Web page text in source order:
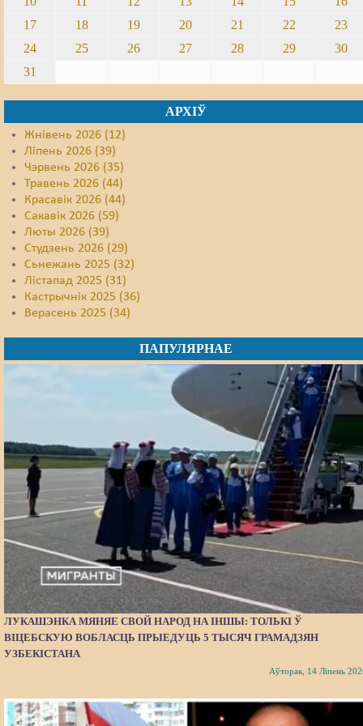
17
18 19 20 21 22
23
24
25 26 27 28 29
30
31
АРХІЎ
Жнівень 2026 (12)
Ліпень 2026 (39)
Чэрвень 2026 (35)
Травень 2026 (44)
Красавік 2026 (44)
Сакавік 2026 (59)
Люты 2026 (39)
Студзень 2026 (29)
Сьнежань 2025 (32)
Лістапад 2025 (31)
Кастрычнік 2025 (36)
Верасень 2025 (34)
ПАПУЛЯРНАЕ
ЛУКАШЭНКА МЯНЯЕ СВОЙ НАРОД НА ІНШЫ: ТОЛЬКІ Ў
ВІЦЕБСКУЮ ВОБЛАСЦЬ ПРЫЕДУЦЬ 5 ТЫСЯЧ ГРАМАДЗЯН
УЗБЕКІСТАНА
Аўторак, 14 Ліпень